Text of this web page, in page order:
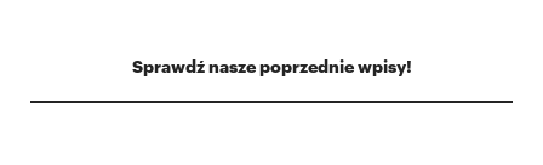
Sprawdź nasze poprzednie wpisy!